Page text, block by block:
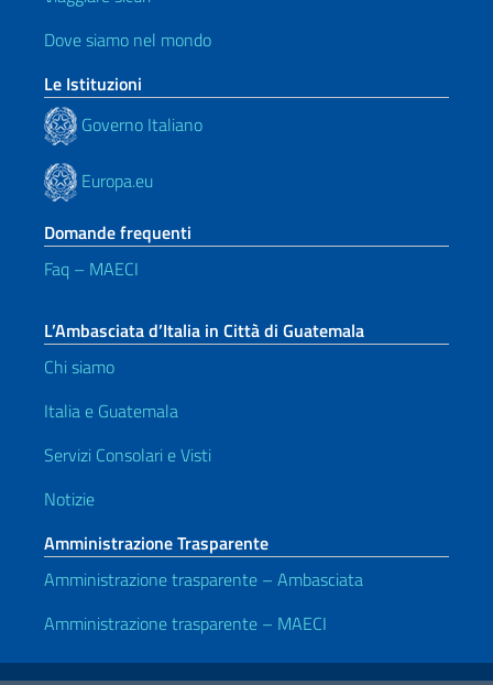
Dove siamo nel mondo
Le Istituzioni
Governo Italiano
Europa.eu
Domande frequenti
Faq – MAECI
L’Ambasciata d’Italia in Città di Guatemala
Chi siamo
Italia e Guatemala
Servizi Consolari e Visti
Notizie
Amministrazione Trasparente
Amministrazione trasparente – Ambasciata
Amministrazione trasparente – MAECI